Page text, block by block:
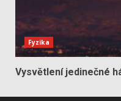
Fyzika
Vysvětlení jedinečné